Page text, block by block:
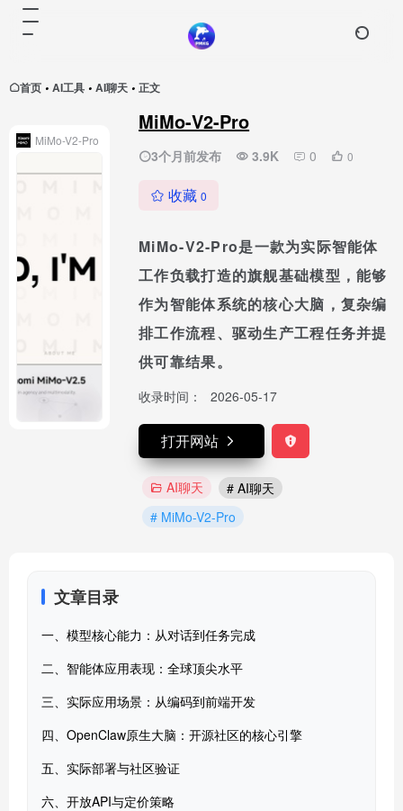
首页 • AI工具 • AI聊天 • 正文
MiMo-V2-Pro
3个月前发布 3.9K 0 0
收藏0
MiMo-V2-Pro是一款为实际智能体
工作负载打造的旗舰基础模型，能够
作为智能体系统的核心大脑，复杂编
排工作流程、驱动生产工程任务并提
供可靠结果。
收录时间： 2026-05-17
打开网站
AI聊天
# AI聊天
# MiMo-V2-Pro
MiMo-V2-Pro
文章目录
一、模型核心能力：从对话到任务完成
二、智能体应用表现：全球顶尖水平
三、实际应用场景：从编码到前端开发
四、OpenClaw原生大脑：开源社区的核心引擎
五、实际部署与社区验证
六、开放API与定价策略